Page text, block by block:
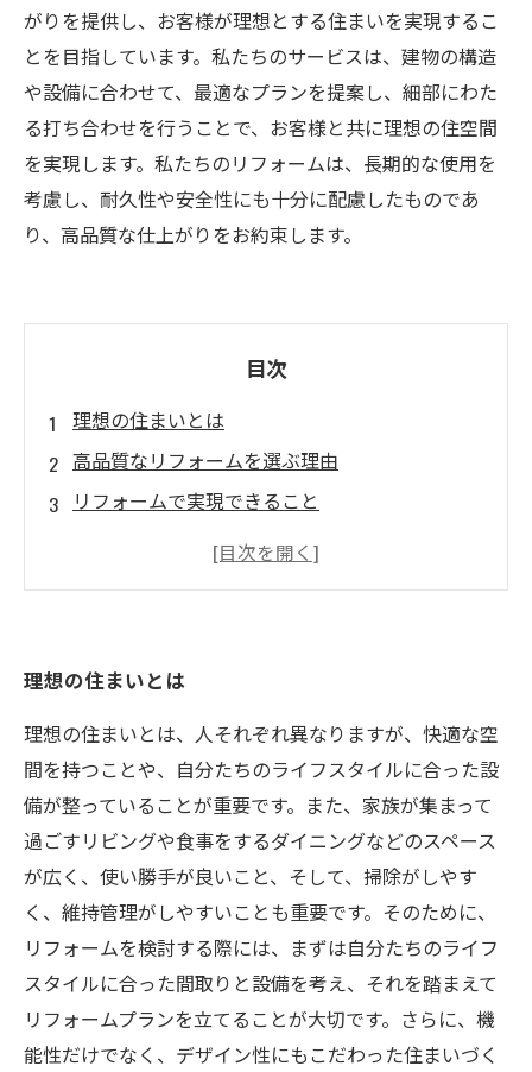
がりを提供し、お客様が理想とする住まいを実現するこ
とを目指しています。私たちのサービスは、建物の構造
や設備に合わせて、最適なプランを提案し、細部にわた
る打ち合わせを行うことで、お客様と共に理想の住空間
を実現します。私たちのリフォームは、長期的な使用を
考慮し、耐久性や安全性にも十分に配慮したものであ
り、高品質な仕上がりをお約束します。
目次
理想の住まいとは
高品質なリフォームを選ぶ理由
リフォームで実現できること
プロのアドバイスが得られるリフォーム業者の
理想の住まいとは
理想の住まいとは、人それぞれ異なりますが、快適な空
間を持つことや、自分たちのライフスタイルに合った設
備が整っていることが重要です。また、家族が集まって
過ごすリビングや食事をするダイニングなどのスペース
が広く、使い勝手が良いこと、そして、掃除がしやす
く、維持管理がしやすいことも重要です。そのために、
リフォームを検討する際には、まずは自分たちのライフ
スタイルに合った間取りと設備を考え、それを踏まえて
リフォームプランを立てることが大切です。さらに、機
能性だけでなく、デザイン性にもこだわった住まいづく